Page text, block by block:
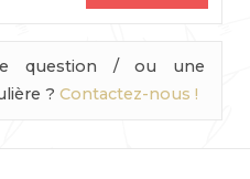
question / ou une
? Contactez-nous !